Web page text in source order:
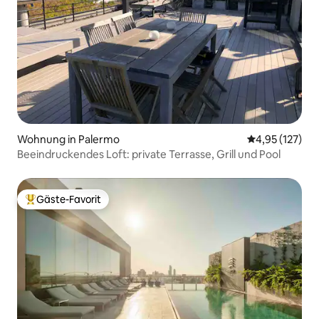
Wohnung in Palermo
4,95 (127)
Beeindruckendes Loft: private Terrasse, Grill und Pool
Beliebter Gäste-Favorit.
Gäste-Favorit